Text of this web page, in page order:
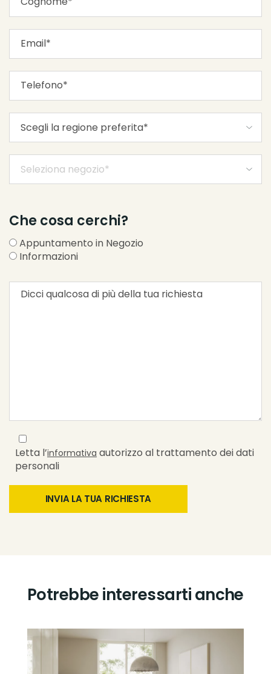
Che cosa cerchi?
Appuntamento in Negozio
Informazioni
Letta l’informativa autorizzo al trattamento dei dati
personali
Potrebbe interessarti anche